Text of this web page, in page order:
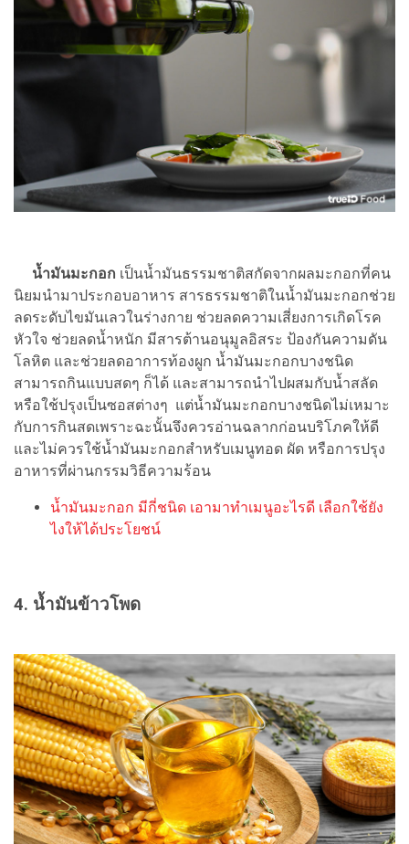
น้ำมันมะกอก เป็นน้ำมันธรรมชาติสกัดจากผลมะกอกที่คน
นิยมนำมาประกอบอาหาร สารธรรมชาติในน้ำมันมะกอกช่วย
ลดระดับไขมันเลวในร่างกาย ช่วยลดความเสี่ยงการเกิดโรค
หัวใจ ช่วยลดน้ำหนัก มีสารต้านอนุมูลอิสระ ป้องกันความดัน
โลหิต และช่วยลดอาการท้องผูก น้ำมันมะกอกบางชนิด
สามารถกินแบบสดๆ ก็ได้ และสามารถนำไปผสมกับน้ำสลัด
หรือใช้ปรุงเป็นซอสต่างๆ แต่น้ำมันมะกอกบางชนิดไม่เหมาะ
กับการกินสดเพราะฉะนั้นจึงควรอ่านฉลากก่อนบริโภคให้ดี
และไม่ควรใช้น้ำมันมะกอกสำหรับเมนูทอด ผัด หรือการปรุง
อาหารที่ผ่านกรรมวิธีความร้อน
น้ำมันมะกอก มีกี่ชนิด เอามาทำเมนูอะไรดี เลือกใช้ยัง
ไงให้ได้ประโยชน์
4. น้ำมันข้าวโพด